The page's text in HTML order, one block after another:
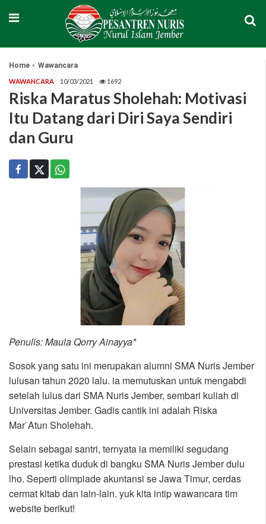
Home Wawancara
WAWANCARA 10/03/2021 1692
Riska Maratus Sholehah: Motivasi
Itu Datang dari Diri Saya Sendiri
dan Guru
Penulis: Maula Qorry Ainayya*
Sosok yang satu ini merupakan alumni SMA Nuris Jember
lulusan tahun 2020 lalu. ia memutuskan untuk mengabdi
setelah lulus dari SMA Nuris Jember, sembari kuliah di
Universitas Jember. Gadis cantik ini adalah Riska
Mar`Atun Sholehah.
Selain sebagai santri, ternyata ia memiliki segudang
prestasi ketika duduk di bangku SMA Nuris Jember dulu
lho. Seperti olimpiade akuntansi se Jawa Timur, cerdas
cermat kitab dan lain-lain. yuk kita intip wawancara tim
website berikut!